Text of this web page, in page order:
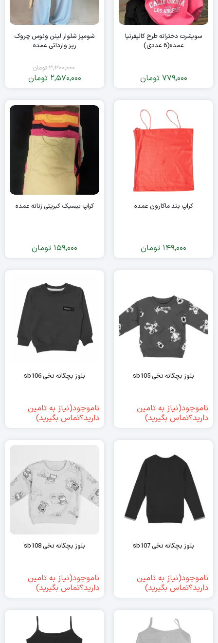
سویشرت دخترانه طرح کالیفرنیا
عمده(6 عددی)
779,000 تومان
شومیز شلوار لینن ونوس چروک
ریز وارداتی عمده
3,300,000 تومان
2,570,000 تومان
کراپ بند ماکارون عمده
149,000 تومان
کراپ بیسیک کبریتی زنانه عمده
159,000 تومان
بلوز بچگانه نخی sb105
ناموجود(نیاز به تامین
دارید؟تماس بگیرید)
بلوز بچگانه نخی sb106
ناموجود(نیاز به تامین
دارید؟تماس بگیرید)
بلوز بچگانه نخی sb107
ناموجود(نیاز به تامین
دارید؟تماس بگیرید)
بلوز بچگانه نخی sb108
ناموجود(نیاز به تامین
دارید؟تماس بگیرید)